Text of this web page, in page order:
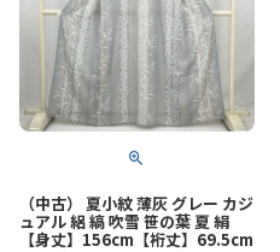
（中古） 夏小紋 薄灰 グレー カジ
ュアル 絽 縞 吹雪 笹の葉 夏 絹
【身丈】156cm【裄丈】69.5cm